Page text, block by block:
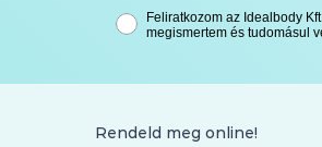
Feliratkozom az Idealbody
megismertem és tudomásul
Rendeld meg online!